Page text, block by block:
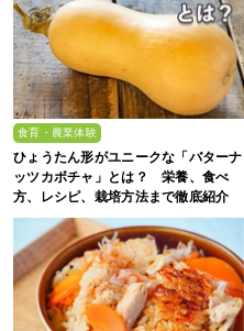
食育・農業体験
ひょうたん形がユニークな「バターナ
ッツカボチャ」とは？ 栄養、食べ
方、レシピ、栽培方法まで徹底紹介